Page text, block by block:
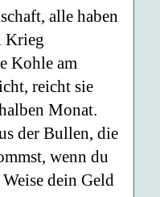
alle haben
Krieg
Kohle am
reicht sie
Monat.
der Bullen, die
wenn du
dein Geld